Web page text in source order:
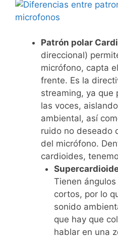
Patrón polar
direccional)
micrófono, capta
frente. Es la
streaming, ya que
las voces,
ambiental, así
ruido no deseado
del micrófono.
cardioides,
Tienen
cortos, por lo
sonido
que hay que
hablar en una